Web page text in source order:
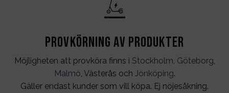
Provkörning av produkter
Möjligheten att provköra finns i Stockholm Göteborg
Malmö , Västerås och Jönköping.
Gäller endast kunder som vill köpa. Ej nöjesåkning.